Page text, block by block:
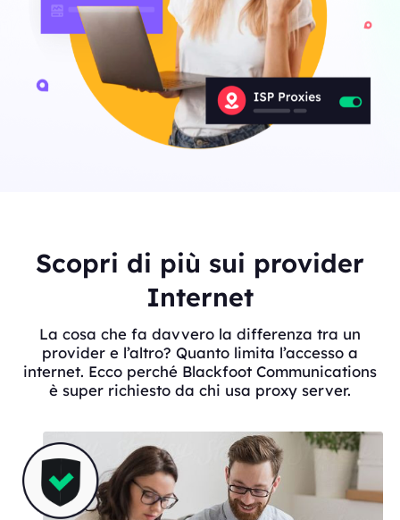
Scopri di più sui provider
Internet
La cosa che fa davvero la differenza tra un
provider e l’altro? Quanto limita l’accesso a
internet. Ecco perché Blackfoot Communications
è super richiesto da chi usa proxy server.